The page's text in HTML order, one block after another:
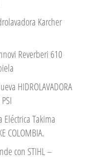
Karcher
Reverberi 610
HIDROLAVADORA
Takima
COLOMBIA.
con STIHL –